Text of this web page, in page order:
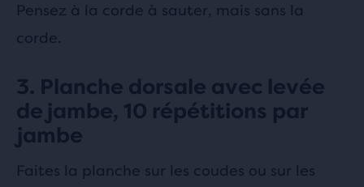
Pensez à la corde à sauter, mais sans la
corde.
3. Planche dorsale avec levée
de jambe, 10 répétitions par
jambe
Faites la planche sur les coudes ou sur les